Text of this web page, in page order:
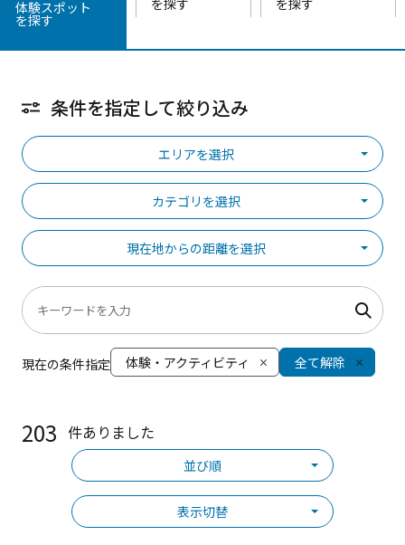
体験スポット
を探す
を探す を探す
条件を指定して絞り込み
エリアを選択
カテゴリを選択
現在地からの距離を選択
現在の条件指定 体験・アクティビティ 全て解除
203 件ありました
並び順
表示切替